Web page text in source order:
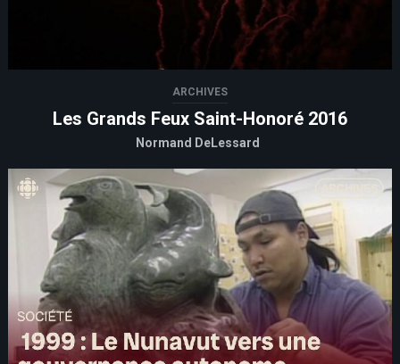
ARCHIVES
Les Grands Feux Saint-Honoré 2016
Normand DeLessard